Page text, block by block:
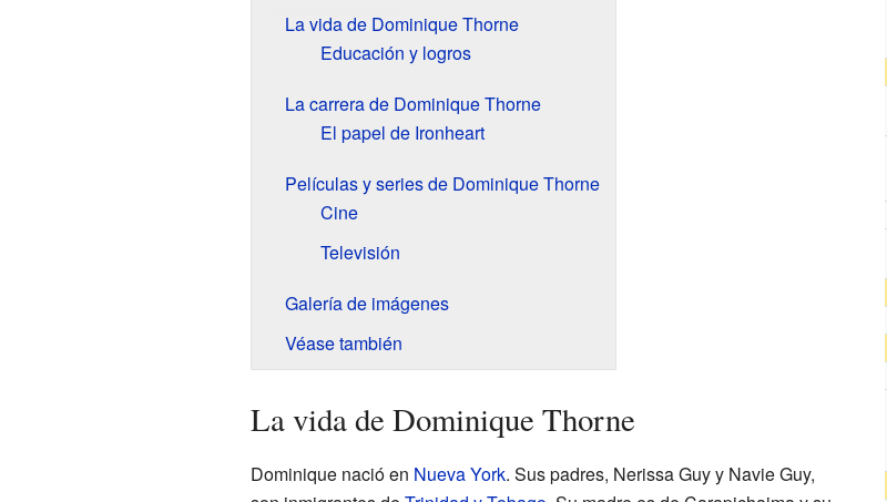
La vida de Dominique Thorne
Educación y logros
La carrera de Dominique Thorne
El papel de Ironheart
Películas y series de Dominique Thorne
Cine
Televisión
Galería de imágenes
Véase también
La vida de Dominique Thorne
Dominique nació en Nueva York. Sus padres, Nerissa Guy y Navie Guy,